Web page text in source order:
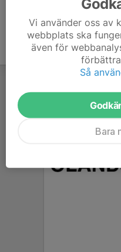
Vi använder oss av
webbplats ska
även för
Så
Bara